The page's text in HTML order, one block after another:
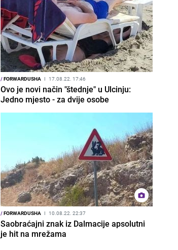
/FORWARDUSHA I 17.08.22. 17:46
Ovo je novi način "štednje" u Ulcinju:
Jedno mjesto - za dvije osobe
/FORWARDUSHA I 10.08.22. 22:37
Saobraćajni znak iz Dalmacije apsolutni
je hit na mrežama